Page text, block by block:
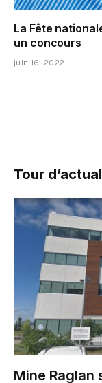
La Fête
un concours
juin 16, 2022
Tour
Mine Raglan